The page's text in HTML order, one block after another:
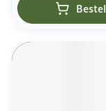
Bestel